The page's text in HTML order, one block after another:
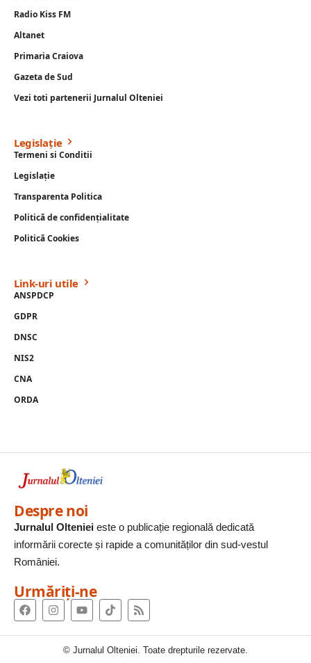
Radio Kiss FM
Altanet
Primaria Craiova
Gazeta de Sud
Vezi toti partenerii Jurnalul Olteniei
Legislație
Termeni si Conditii
Legislație
Transparenta Politica
Politică de confidențialitate
Politică Cookies
Link-uri utile
ANSPDCP
GDPR
DNSC
NIS2
CNA
ORDA
Despre noi
Jurnalul Olteniei este o publicație regională dedicată
informării corecte și rapide a comunităților din sud-vestul
României.
Urmăriți-ne
© Jurnalul Olteniei. Toate drepturile rezervate.